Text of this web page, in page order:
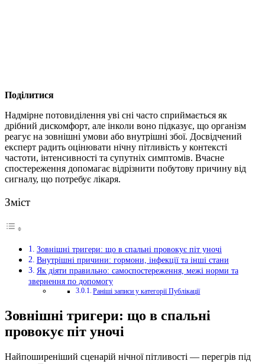
Поділитися
Надмірне потовиділення уві сні часто сприймається як
дрібний дискомфорт, але інколи воно підказує, що організм
реагує на зовнішні умови або внутрішні збої. Досвідчений
експерт радить оцінювати нічну пітливість у контексті
частоти, інтенсивності та супутніх симптомів. Вчасне
спостереження допомагає відрізнити побутову причину від
сигналу, що потребує лікаря.
Зміст
Зовнішні тригери: що в спальні провокує піт уночі
Внутрішні причини: гормони, інфекції та інші стани
Як діяти правильно: самоспостереження, межі норми та
звернення по допомогу
Раніші записи у категорії Публікації
Зовнішні тригери: що в спальні
провокує піт уночі
Найпоширеніший сценарій нічної пітливості — перегрів під